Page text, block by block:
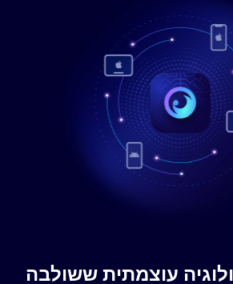
עוצמתית ששולבה